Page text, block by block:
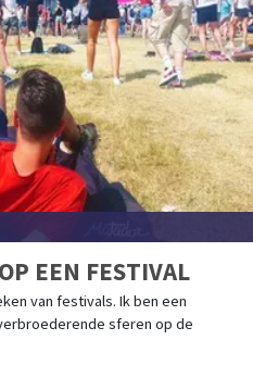
EEN FESTIVAL
van festivals. Ik ben een
sferen op de